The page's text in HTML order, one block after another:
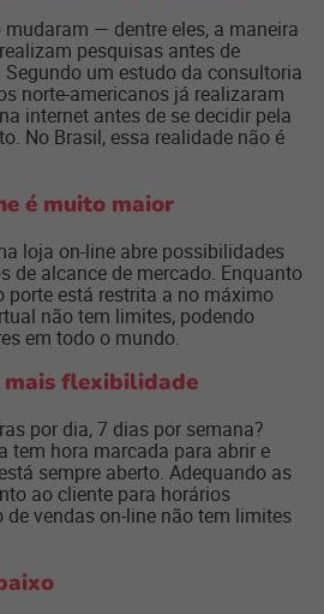
— dentre eles, a maneira
pesquisas antes de
um estudo da consultoria
norte-americanos já realizaram
internet antes de se decidir pela
No Brasil, essa realidade não é
é muito maior
loja on-line abre possibilidades
de alcance de mercado. Enquanto
está restrita a no máximo
não tem limites, podendo
em todo o mundo.
mais flexibilidade
por dia, 7 dias por semana?
tem hora marcada para abrir e
sempre aberto. Adequando as
ao cliente para horários
vendas on-line não tem limites